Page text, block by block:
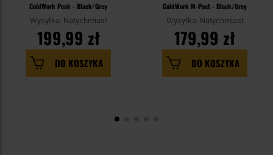
ColdWork Peak - Black/Grey
Wysyłka: Natychmiast
199,99 zł
DO KOSZYKA
ColdWork M-Pact - Black/Grey
Wysyłka: Natychmiast
179,99 zł
DO KOSZYKA